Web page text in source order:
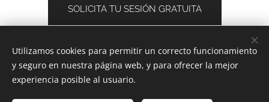
SOLICITA TU SESIÓN GRATUITA
Piscodinamic | Todos los derechos reservados 2020 |
Utilizamos cookies para permitir un correcto funcionamiento
y seguro en nuestra página web, y para ofrecer la mejor
experiencia posible al usuario.